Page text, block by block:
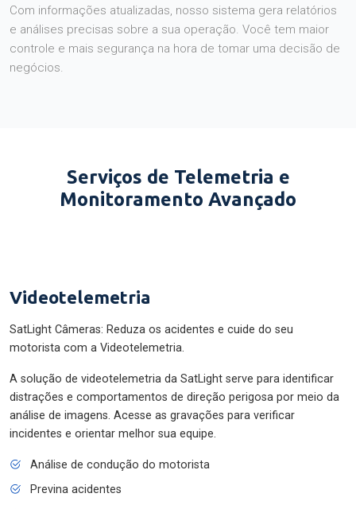
Com informações atualizadas, nosso sistema gera relatórios
e análises precisas sobre a sua operação. Você tem maior
controle e mais segurança na hora de tomar uma decisão de
negócios.
Serviços de Telemetria e
Monitoramento Avançado
Videotelemetria
SatLight Câmeras: Reduza os acidentes e cuide do seu
motorista com a Videotelemetria.
A solução de videotelemetria da SatLight serve para identificar
distrações e comportamentos de direção perigosa por meio da
análise de imagens. Acesse as gravações para verificar
incidentes e orientar melhor sua equipe.
Análise de condução do motorista
Previna acidentes